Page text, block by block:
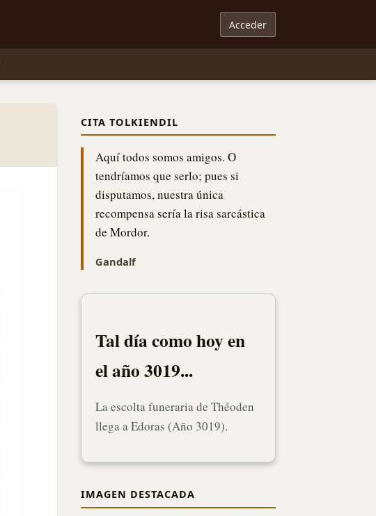
Acceder
CITA TOLKIENDIL
Aquí todos somos amigos. O
tendríamos que serlo; pues si
disputamos, nuestra única
recompensa sería la risa sarcástica
de Mordor.
Gandalf
Tal día como hoy en
el año 3019...
La escolta funeraria de Théoden
llega a Edoras (Año 3019).
IMAGEN DESTACADA